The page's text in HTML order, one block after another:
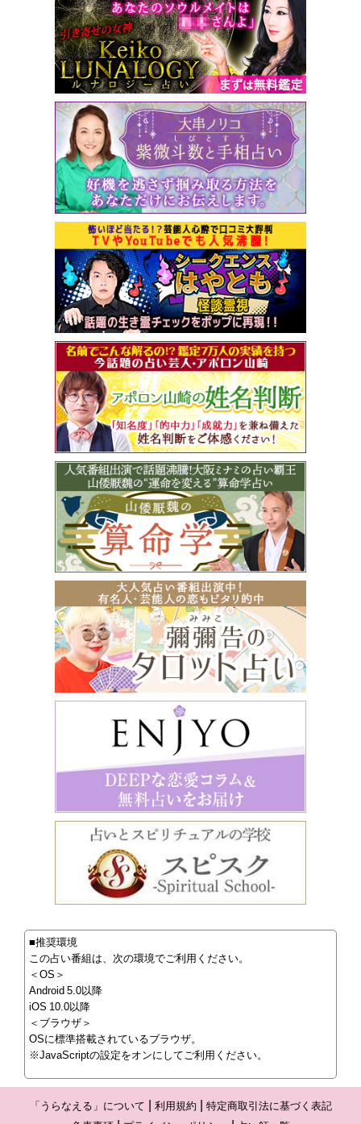
■推奨環境
この占い番組は、次の環境でご利用ください。
＜OS＞
Android 5.0以降
iOS 10.0以降
＜ブラウザ＞
OSに標準搭載されているブラウザ。
※JavaScriptの設定をオンにしてご利用ください。
「うらなえる」について 利用規約
特定商取引法に基づく表記